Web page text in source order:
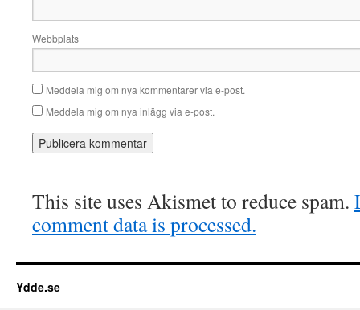
Webbplats
Meddela mig om nya kommentarer via e-post.
Meddela mig om nya inlägg via e-post.
This site uses Akismet to reduce spam.
comment data is processed.
Ydde.se